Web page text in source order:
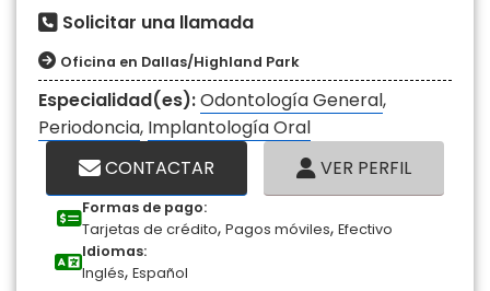
Solicitar una llamada
Oficina en Dallas/Highland Park
Especialidad(es):Odontología General,
Periodoncia, Implantología Oral
CONTACTAR
VER PERFIL
Formas de pago:
Tarjetas de crédito, Pagos móviles, Efectivo
Idiomas:
Inglés, Español